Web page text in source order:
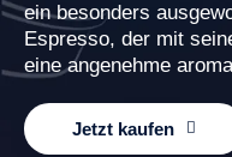
ein besonders
Espresso, der mit
eine angenehme
Jetzt kaufen